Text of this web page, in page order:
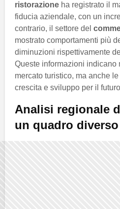
ristorazione ha registrato il
fiducia aziendale, con un
contrario, il settore del
mostrato comportamenti più
diminuzioni rispettivamente
Queste informazioni indicano
mercato turistico, ma anche
crescita e sviluppo per il
Analisi regionale
un quadro